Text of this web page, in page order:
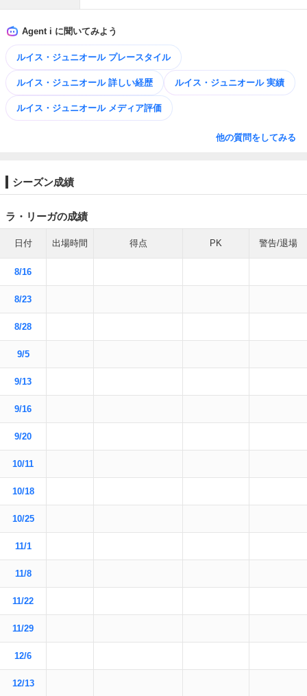
Agent i に聞いてみよう
ルイス・ジュニオール プレースタイル
ルイス・ジュニオール 詳しい経歴 ルイス・ジュニオール 実績
ルイス・ジュニオール メディア評価
他の質問をしてみる
シーズン成績
ラ・リーガの成績
日付 出場時間 得点 PK 警告/退場
8/16
8/23
8/28
9/5
9/13
9/16
9/20
10/11
10/18
10/25
11/1
11/8
11/22
11/29
12/6
12/13